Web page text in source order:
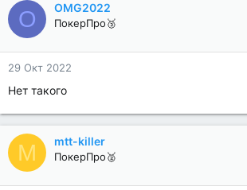
O OMG2022
ПокерПро🥉
29 Окт 2022
Нет такого
M mtt-killer
ПокерПро🥈